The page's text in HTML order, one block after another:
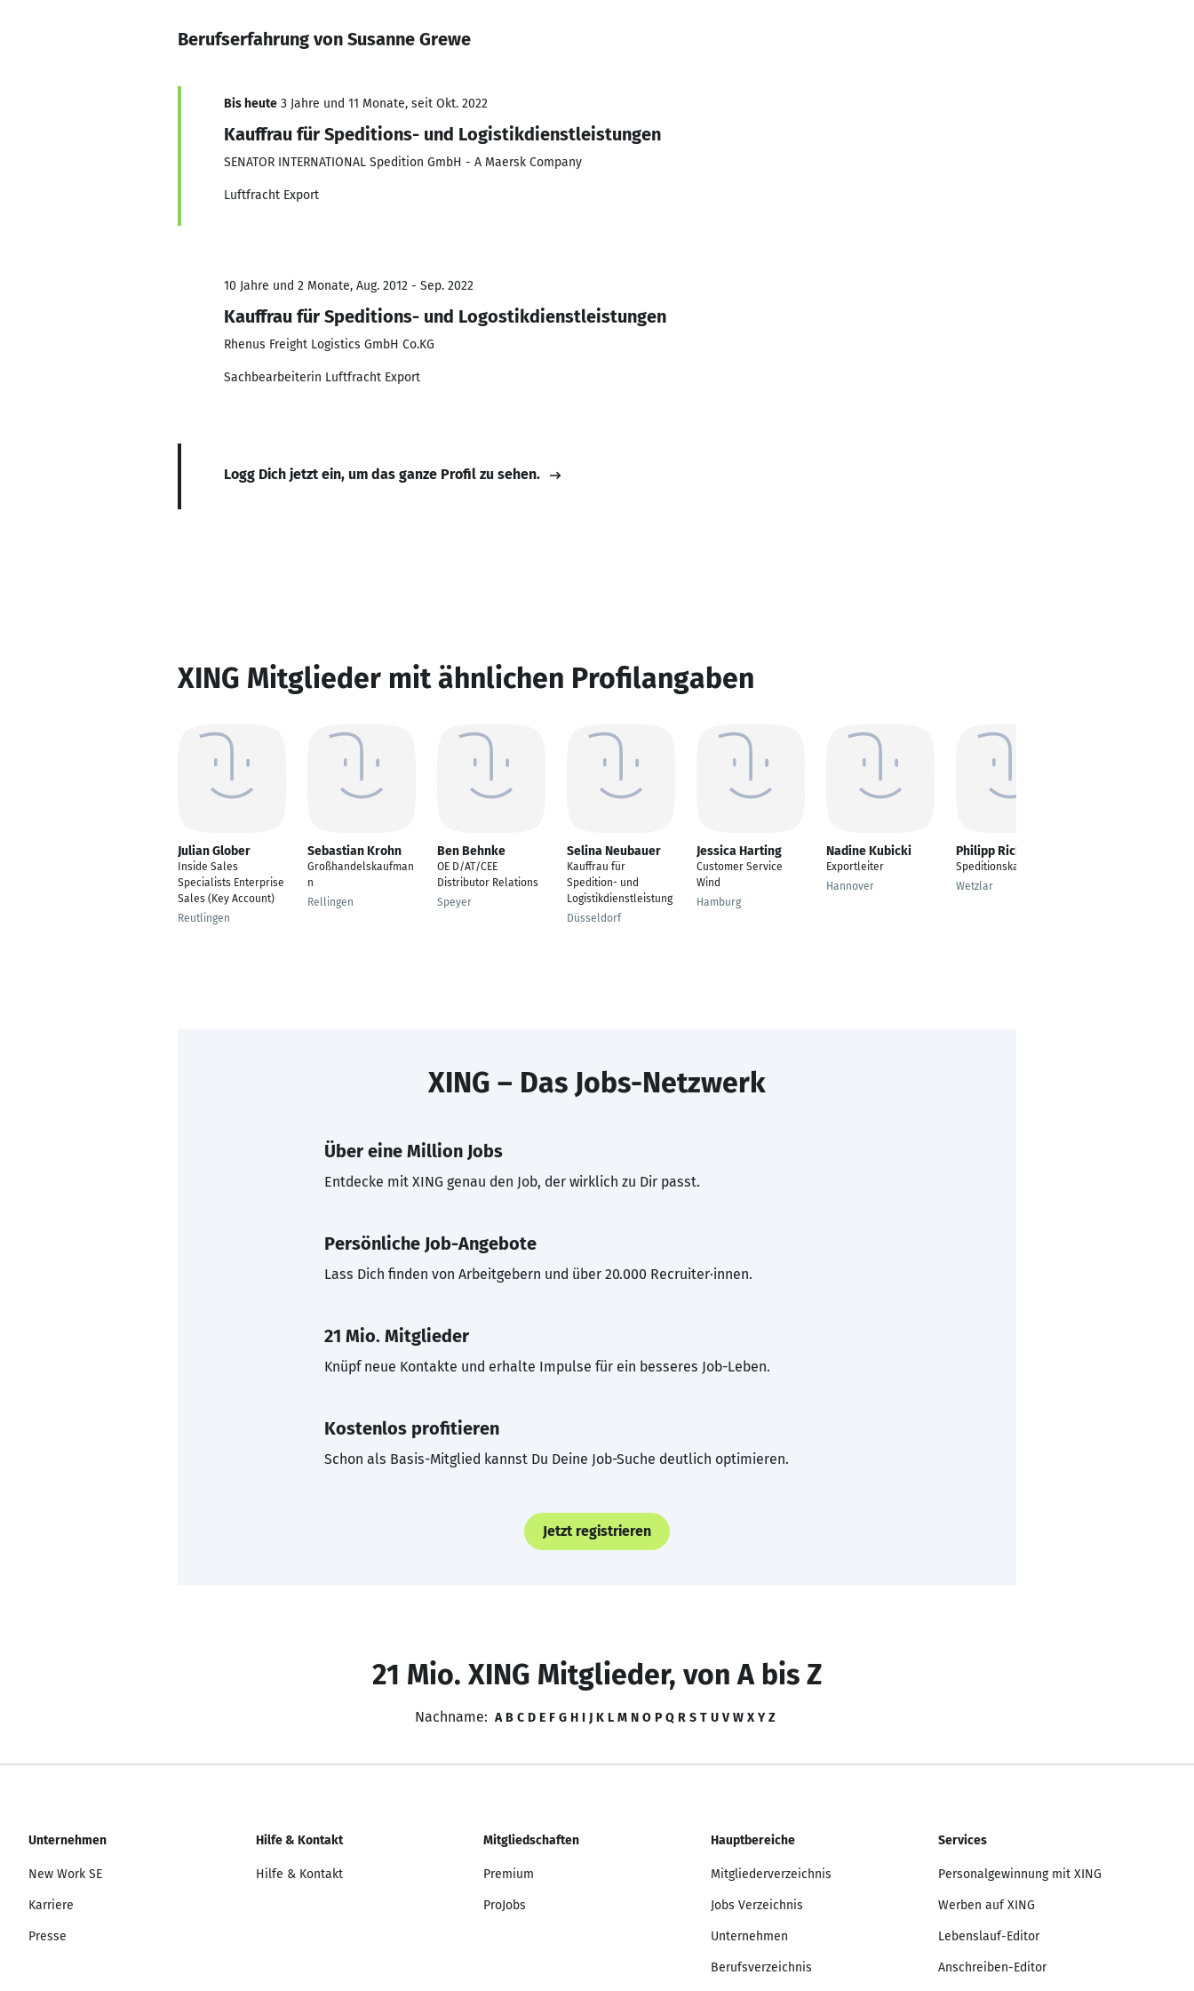
Berufserfahrung von Susanne Grewe
Bis heute 3 Jahre und 11 Monate, seit Okt. 2022
Kauffrau für Speditions- und Logistikdienstleistungen
SENATOR INTERNATIONAL Spedition GmbH - A Maersk Company
Luftfracht Export
10 Jahre und 2 Monate, Aug. 2012 - Sep. 2022
Kauffrau für Speditions- und Logostikdienstleistungen
Rhenus Freight Logistics GmbH Co.KG
Sachbearbeiterin Luftfracht Export
Logg Dich jetzt ein, um das ganze Profil zu sehen.
XING Mitglieder mit ähnlichen Profilangaben
Julian Glober
Inside Sales
Specialists Enterprise
Sales (Key Account)
Reutlingen
Sebastian Krohn
Großhandelskaufman
n
Rellingen
Ben Behnke
OE D/AT/CEE
Distributor Relations
Speyer
Selina Neubauer
Kauffrau für
Spedition- und
Logistikdienstleistung
Düsseldorf
Jessica Harting
Customer Service
Wind
Hamburg
Nadine Kubicki
Exportleiter
Hannover
Philipp Richter
Speditionskaufmann
Wetzlar
XING – Das Jobs-Netzwerk
Über eine Million Jobs
Entdecke mit XING genau den Job, der wirklich zu Dir passt.
Persönliche Job-Angebote
Lass Dich finden von Arbeitgebern und über 20.000 Recruiter·innen.
21 Mio. Mitglieder
Knüpf neue Kontakte und erhalte Impulse für ein besseres Job-Leben.
Kostenlos profitieren
Schon als Basis-Mitglied kannst Du Deine Job-Suche deutlich optimieren.
Jetzt registrieren
21 Mio. XING Mitglieder, von A bis Z
Nachname: A B C D E F G H I J K L M N O P Q R S T U V W X Y Z
Unternehmen
New Work SE
Karriere
Presse
Hilfe & Kontakt
Hilfe & Kontakt
Mitgliedschaften
Premium
ProJobs
Hauptbereiche
Mitgliederverzeichnis
Jobs Verzeichnis
Unternehmen
Berufsverzeichnis
Services
Personalgewinnung mit XING
Werben auf XING
Lebenslauf-Editor
Anschreiben-Editor